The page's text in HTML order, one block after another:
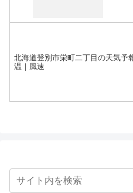
北海道登別市栄町二丁目の天気予
温｜風速